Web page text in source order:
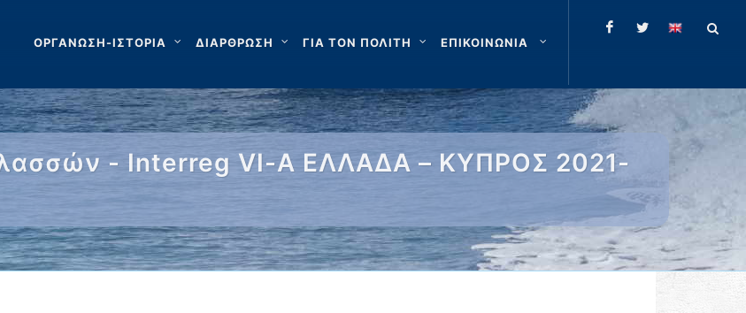
ΟΡΓΑΝΩΣΗ-ΙΣΤΟΡΙΑ ΔΙΑΡΘΡΩΣΗ ΓΙΑ ΤΟΝ ΠΟΛΙΤΗ ΕΠΙΚΟΙΝΩΝΙΑ
- Interreg VI-A ΕΛΛΑΔΑ – ΚΥΠΡΟΣ 2021-